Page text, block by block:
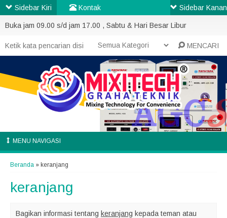
Buka jam 09.00 s/d jam 17.00 , Sabtu & Hari Besar Libur
MENCARI
MENU NAVIGASI
Beranda » keranjang
keranjang
Bagikan informasi tentang keranjang kepada teman atau
Sidebar Kiri Kontak Sidebar Kanan